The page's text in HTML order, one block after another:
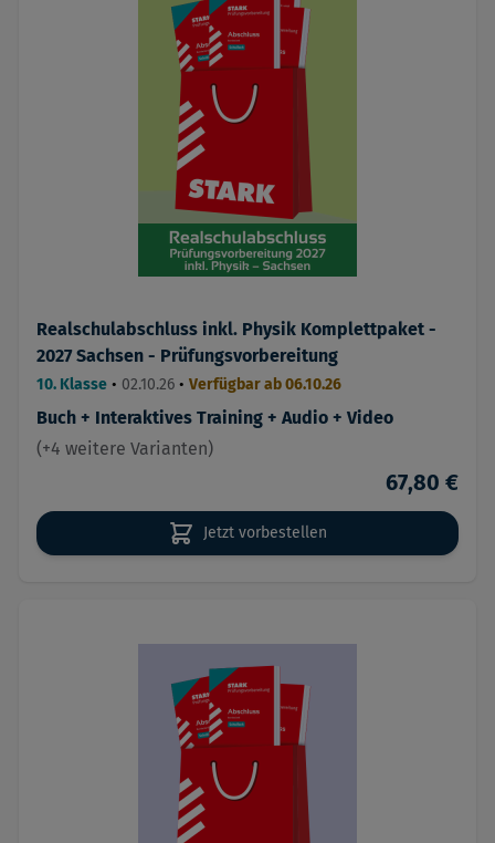
Realschulabschluss inkl. Physik Komplettpaket -
2027 Sachsen - Prüfungsvorbereitung
10. Klasse • 02.10.26 • Verfügbar ab 06.10.26
Buch + Interaktives Training + Audio + Video
(+4 weitere Varianten)
67,80 €
Jetzt vorbestellen